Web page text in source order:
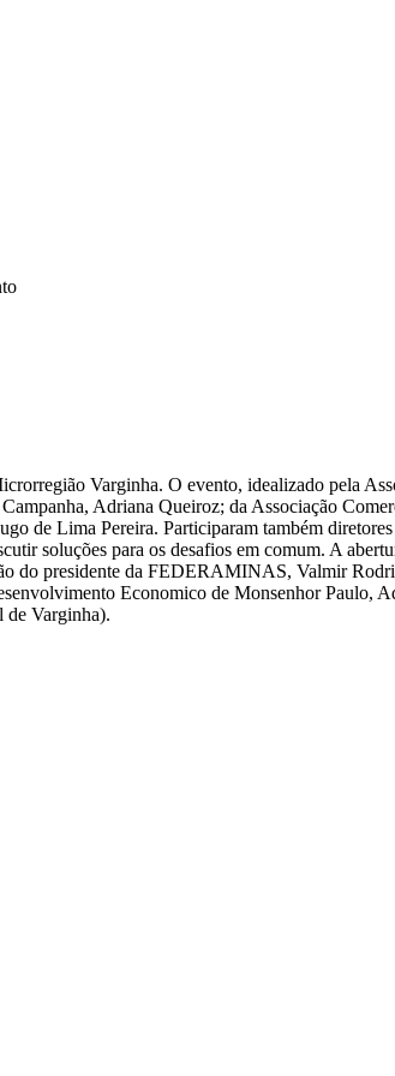
Varginha. O evento, idealizado pela
Adriana Queiroz; da Associação
de Lima Pereira. Participaram também
soluções para os desafios em comum. A
do presidente da FEDERAMINAS, Valmir
Economico de Monsenhor Paulo,
de Varginha).